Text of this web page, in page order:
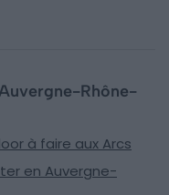
Rhône-
à faire aux Arcs
en Auvergne-